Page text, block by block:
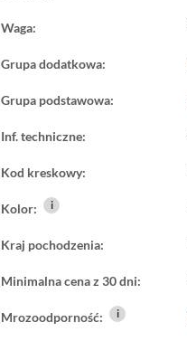
Waga:
Grupa dodatkowa:
Grupa podstawowa:
Inf. techniczne:
Kod kreskowy:
Kolor: i
Kraj pochodzenia:
Minimalna cena z 30 dni:
Mrozoodporność: i